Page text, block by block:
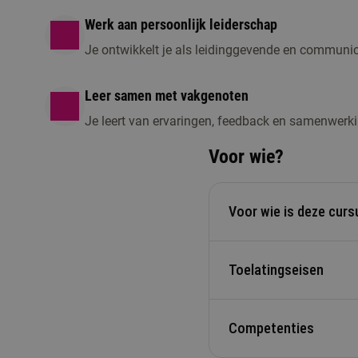
Werk aan persoonlijk leiderschap
Je ontwikkelt je als leidinggevende en
Leer samen met vakgenoten
Je leert van ervaringen, feedback en
Voor wie?
Voor wie is deze
Voor leerkrachten in
Toelatingseisen
Je beschikt over
Competenties